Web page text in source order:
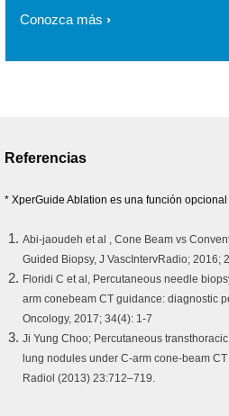
Conozca más
Referencias
* XperGuide Ablation es una función
Abi-jaoudeh et al , Cone Beam vs
Guided Biopsy, J VascIntervRadio; 2016;
Floridi C et al, Percutaneous needle
arm conebeam CT guidance: diagnostic
Oncology, 2017; 34(4): 1-7
Ji Yung Choo; Percutaneous
lung nodules under C-arm cone-beam
Radiol (2013) 23:712–719.